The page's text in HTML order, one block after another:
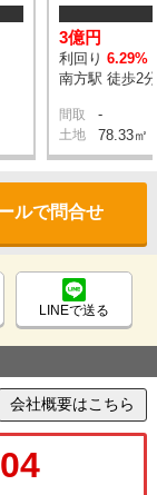
3億円
利回り 6.29%
南方駅 徒歩2分
間取 -
土地 78.33㎡
ルで問合せ
LINEで送る
会社概要はこちら